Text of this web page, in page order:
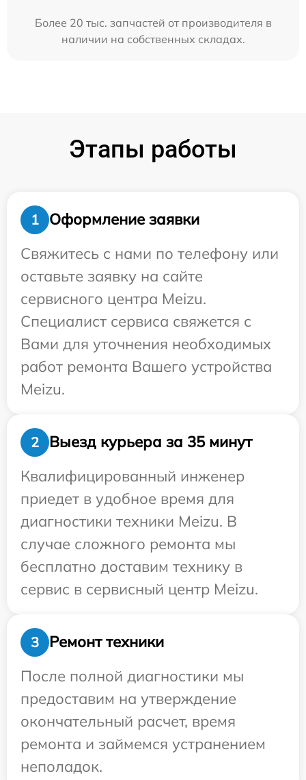
Более 20 тыс. запчастей от производителя в
наличии на собственных складах.
Этапы работы
1
Оформление заявки
Свяжитесь с нами по телефону или
оставьте заявку на сайте
сервисного центра Meizu.
Специалист сервиса свяжется с
Вами для уточнения необходимых
работ ремонта Вашего устройства
Meizu.
2
Выезд курьера за 35 минут
Квалифицированный инженер
приедет в удобное время для
диагностики техники Meizu. В
случае сложного ремонта мы
бесплатно доставим технику в
сервис в сервисный центр Meizu.
3
Ремонт техники
После полной диагностики мы
предоставим на утверждение
окончательный расчет, время
ремонта и займемся устранением
неполадок.